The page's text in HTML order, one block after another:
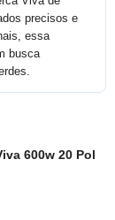
precisos e
essa
busca
600w 20 Pol